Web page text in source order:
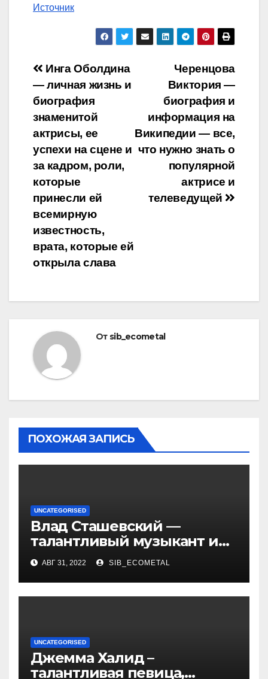
Источник
Навигация
по
записям
Черенцова
Виктория —
биография и
информация на
Википедии — все,
что нужно знать о
популярной
актрисе и
телеведущей
Инга Оболдина
— личная жизнь и
биография
знаменитой
актрисы, ее
успехи на сцене и
за кадром, роли,
которые
принесли ей
всемирную
известность,
врата, которые ей
открыла слава
От sib_ecometal
ПОХОЖАЯ ЗАПИСЬ
UNCATEGORISED
Влад Сташевский —
талантливый музыкант и
певец, чья биография и
личная жизнь
вдохновляют!
АВГ 31, 2022 SIB_ECOMETAL
UNCATEGORISED
Джемма Халид –
талантливая певица,